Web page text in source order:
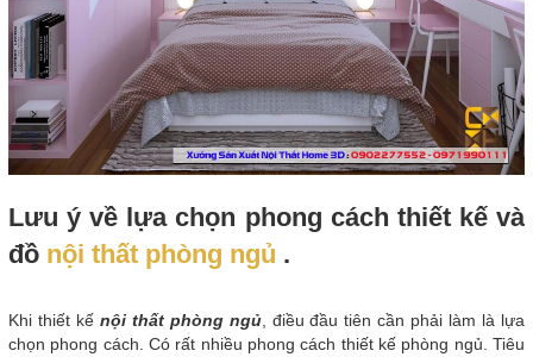
Lưu ý về lựa chọn phong cách thiết kế và
đồ nội thất phòng ngủ .
Khi thiết kế nội thất phòng ngủ, điều đầu tiên cần phải làm là lựa
chọn phong cách. Có rất nhiều phong cách thiết kế phòng ngủ. Tiêu